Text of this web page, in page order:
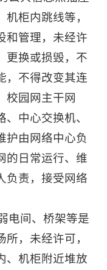
柜内跳线等，
和管理，未经许
更换或损毁，不
，不得改变其连
校园网主干网
、中心交换机、
护由网络中心负
的日常运行、维
负责，接受网络
电间、桥架等是
所，未经许可，
、机柜附近堆放